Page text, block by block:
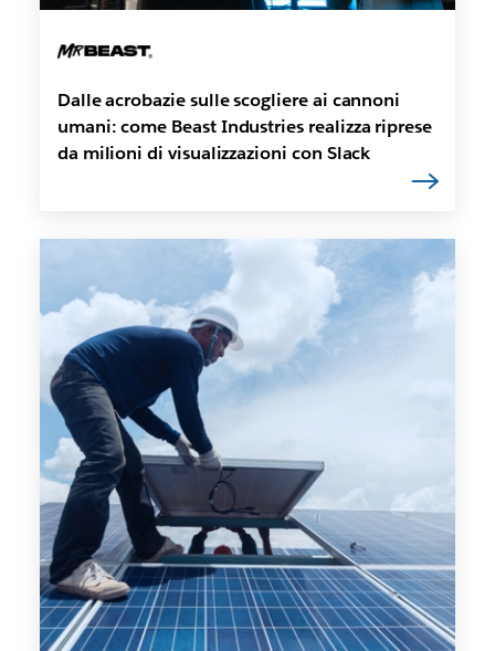
Dalle acrobazie sulle scogliere ai cannoni
umani: come Beast Industries realizza riprese
da milioni di visualizzazioni con Slack